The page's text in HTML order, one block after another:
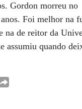
Gordon morreu no
Foi melhor na
na de reitor da
assumiu quando